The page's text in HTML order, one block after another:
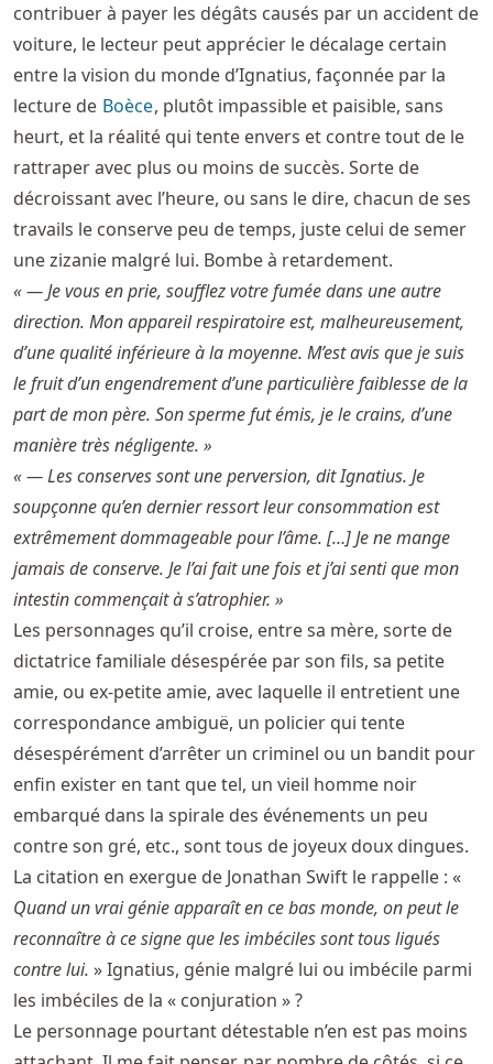
contribuer à payer les dégâts causés par un accident de
voiture, le lecteur peut apprécier le décalage certain
entre la vision du monde d’Ignatius, façonnée par la
lecture de Boèce, plutôt impassible et paisible, sans
heurt, et la réalité qui tente envers et contre tout de le
rattraper avec plus ou moins de succès. Sorte de
décroissant avec l’heure, ou sans le dire, chacun de ses
travails le conserve peu de temps, juste celui de semer
une zizanie malgré lui. Bombe à retardement.
« — Je vous en prie, soufflez votre fumée dans une autre
direction. Mon appareil respiratoire est, malheureusement,
d’une qualité inférieure à la moyenne. M’est avis que je suis
le fruit d’un engendrement d’une particulière faiblesse de la
part de mon père. Son sperme fut émis, je le crains, d’une
manière très négligente. »
« — Les conserves sont une perversion, dit Ignatius. Je
soupçonne qu’en dernier ressort leur consommation est
extrêmement dommageable pour l’âme. […] Je ne mange
jamais de conserve. Je l’ai fait une fois et j’ai senti que mon
intestin commençait à s’atrophier. »
Les personnages qu’il croise, entre sa mère, sorte de
dictatrice familiale désespérée par son fils, sa petite
amie, ou ex-petite amie, avec laquelle il entretient une
correspondance ambiguë, un policier qui tente
désespérément d’arrêter un criminel ou un bandit pour
enfin exister en tant que tel, un vieil homme noir
embarqué dans la spirale des événements un peu
contre son gré, etc., sont tous de joyeux doux dingues.
La citation en exergue de Jonathan Swift le rappelle : «
Quand un vrai génie apparaît en ce bas monde, on peut le
reconnaître à ce signe que les imbéciles sont tous ligués
contre lui. » Ignatius, génie malgré lui ou imbécile parmi
les imbéciles de la « conjuration » ?
Le personnage pourtant détestable n’en est pas moins